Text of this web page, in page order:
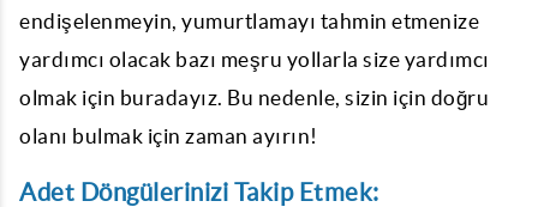
endişelenmeyin, yumurtlamayı tahmin etmenize
yardımcı olacak bazı meşru yollarla size yardımcı
olmak için buradayız. Bu nedenle, sizin için doğru
olanı bulmak için zaman ayırın!
Adet Döngülerinizi Takip Etmek: